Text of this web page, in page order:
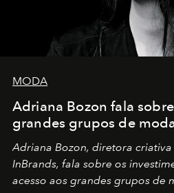
MODA
Adriana Bozon fala
grandes grupos de
Adriana Bozon, diretora
InBrands, fala sobre os
acesso aos grandes grupos de